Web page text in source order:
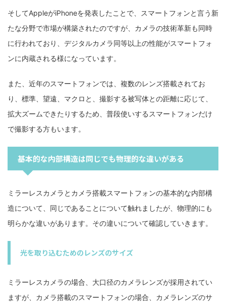
そしてAppleがiPhoneを発表したことで、スマートフォンと言う新
たな分野で市場が構築されたのですが、カメラの技術革新も同時
に行われており、デジタルカメラ同等以上の性能がスマートフォ
ンに内蔵される様になっています。
また、近年のスマートフォンでは、複数のレンズ搭載されてお
り、標準、望遠、マクロと、撮影する被写体との距離に応じて、
拡大ズームできたりするため、普段使いするスマートフォンだけ
で撮影する方もいます。
基本的な内部構造は同じでも物理的な違いがある
ミラーレスカメラとカメラ搭載スマートフォンの基本的な内部構
造について、同じであることについて触れましたが、物理的にも
明らかな違いがあります。その違いについて確認していきます。
光を取り込むためのレンズのサイズ
ミラーレスカメラの場合、大口径のカメラレンズが採用されてい
ますが、カメラ搭載のスマートフォンの場合、カメラレンズのサ